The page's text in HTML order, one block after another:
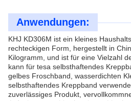
Anwendungen:
KHJ KD306M ist ein kleines
rechteckigen Form, hergestellt in
Kilogramm, und ist für eine Vielzahl
kann für tesa selbsthaftendes
gelbes Froschband, wasserdichten
selbsthaftendes Kreppband
zuverlässiges Produkt,